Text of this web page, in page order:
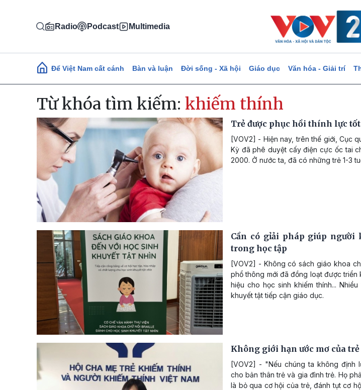
Radio Podcast Multimedia
Main navigation
Để Việt Nam cất cánh Bàn và luận Đời sống - Xã hội Giáo dục Văn hóa - Giải trí
Từ khóa tìm kiếm: khiếm thính
Trẻ được phục hồi thính lực
[VOV2] - Hiện nay, trên thế giới, Cục
Kỳ đã phê duyệt cấy điện cực ốc tai
2000. Ở nước ta, đã có những trẻ 1-3
Cần có gỉải pháp giúp
trong học tập
[VOV2] - Không có sách giáo khoa
phổ thông mới đã đồng loạt được
hiệu cho học sinh khiếm thính...
khuyết tật tiếp cận giáo dục.
Không giới hạn ước mơ của
[VOV2] - "Nếu chúng ta không định
cho bản thân trẻ và gia đình trẻ. Họ
là bỏ qua cơ hội của trẻ, đánh tụt cơ